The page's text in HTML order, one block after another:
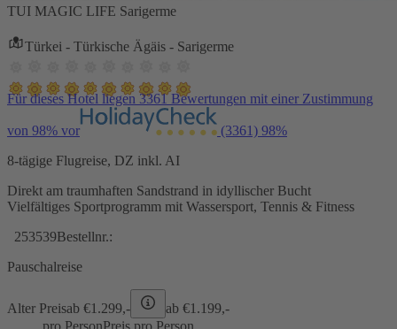
TUI MAGIC LIFE Sarigerme
Türkei - Türkische Ägäis - Sarigerme
Für dieses Hotel liegen 3361 Bewertungen mit einer Zustimmung
von 98% vor (3361) 98%
8-tägige Flugreise, DZ inkl. AI
Direkt am traumhaften Sandstrand in idyllischer Bucht
Vielfältiges Sportprogramm mit Wassersport, Tennis & Fitness
253539Bestellnr.:
Pauschalreise
Alter Preisab €1.299,- ab €1.199,-
pro PersonPreis pro Person